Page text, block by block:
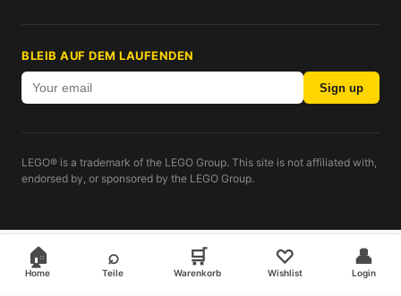
🏠
Home
⌕
Teile
🛒
Warenkorb
♡
Wishlist
👤
Login
BLEIB AUF DEM LAUFENDEN
Sign up
LEGO® is a trademark of the LEGO Group. This site is not affiliated with,
endorsed by, or sponsored by the LEGO Group.